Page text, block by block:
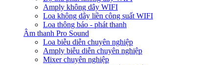
Amply không dây WIFI
Loa không dây liền công suất WIFI
Loa thông báo - phát thanh
Âm thanh Pro Sound
Loa biễu diễn chuyên nghiệp
Amply biễu diễn chuyên nghiệp
Mixer chuyên nghiệp